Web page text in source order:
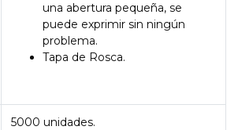
una abertura pequeña, se
puede exprimir sin ningún
problema.
Tapa de Rosca.
5000 unidades.